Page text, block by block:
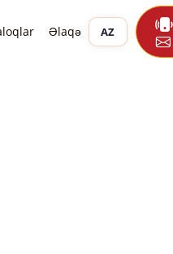
Əlaqə AZ